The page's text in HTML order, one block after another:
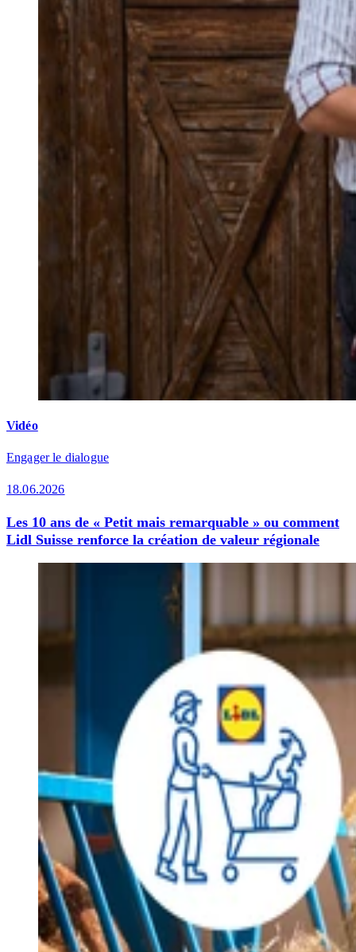
Vidéo
Engager le dialogue
18.06.2026
Les 10 ans de « Petit mais remarquable » ou comment
Lidl Suisse renforce la création de valeur régionale